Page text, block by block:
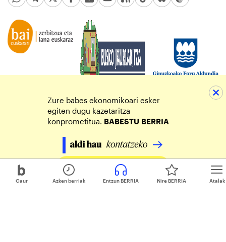
Gaur Atalak
Azken berriak Entzun BERRIA Nire BERRIA
Zure babes ekonomikoari esker
egiten dugu kazetaritza
konprometitua. BABESTU BERRIA
Egin zure ekarpena